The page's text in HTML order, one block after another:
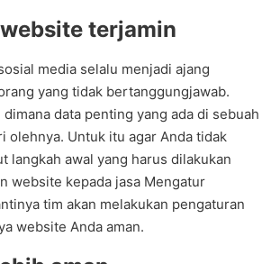
terjamin
media selalu menjadi ajang
yang tidak bertanggungjawab.
data penting yang ada di sebuah
olehnya. Untuk itu agar Anda tidak
langkah awal yang harus dilakukan
website kepada jasa Mengatur
tim akan melakukan pengaturan
website Anda aman.